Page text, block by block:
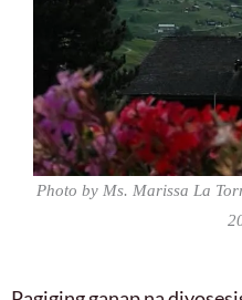
Photo by Ms. Marissa La